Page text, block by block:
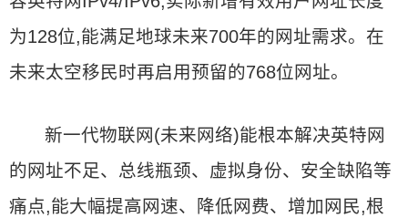
为128位,能满足地球未来700年的网址需求。在
未来太空移民时再启用预留的768位网址。
新一代物联网(未来网络)能根本解决英特网
的网址不足、总线瓶颈、虚拟身份、安全缺陷等
痛点,能大幅提高网速、降低网费、增加网民,根